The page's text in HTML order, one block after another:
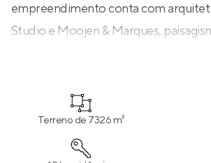
empreendimento conta com
Studio e Moojen & Marques,
condomínio possui espaços como
piscina externa, quiosque com
festas e mais!
Terreno de 7326 m²